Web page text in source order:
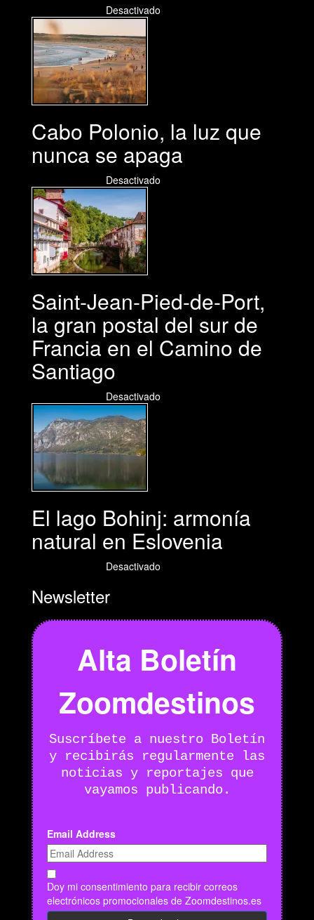
Desactivado
Cabo Polonio, la luz que
nunca se apaga
Desactivado
Saint-Jean-Pied-de-Port,
la gran postal del sur de
Francia en el Camino de
Santiago
Desactivado
El lago Bohinj: armonía
natural en Eslovenia
Desactivado
Newsletter
Alta Boletín
Zoomdestinos
Suscríbete a nuestro Boletín
y recibirás regularmente las
noticias y reportajes que
vayamos publicando.
Email Address
Doy mi consentimiento para recibir correos
electrónicos promocionales de Zoomdestinos.es